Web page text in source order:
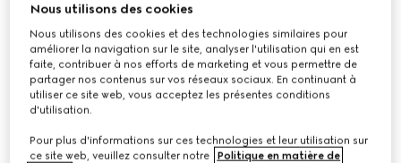
Veuillez saisir votre adresse
électronique ci-dessous afin que
nous vous retirions de la liste de
diffusion.
ADRESSE ÉLECTRONIQUE
Nous utilisons des cookies
Nous utilisons des cookies et des technologies similaires pour
améliorer la navigation sur le site, analyser l'utilisation qui en est
faite, contribuer à nos efforts de marketing et vous permettre de
partager nos contenus sur vos réseaux sociaux. En continuant à
utiliser ce site web, vous acceptez les présentes conditions
d'utilisation.
Pour plus d'informations sur ces technologies et leur utilisation sur
ce site web, veuillez consulter notre
Politique en matière de